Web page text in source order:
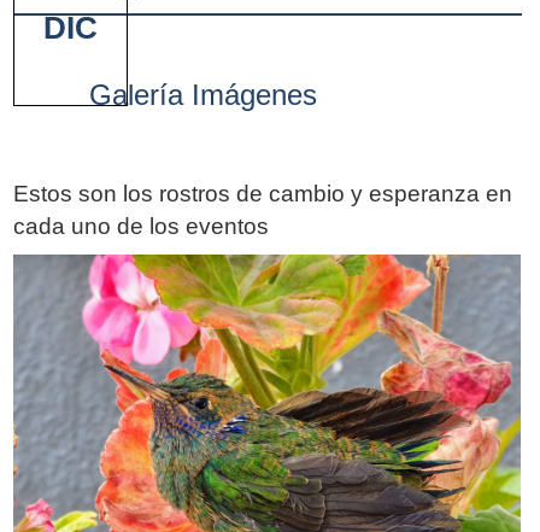
Galería Imágenes
Estos son los rostros de cambio y esperanza en
cada uno de los eventos
DIC